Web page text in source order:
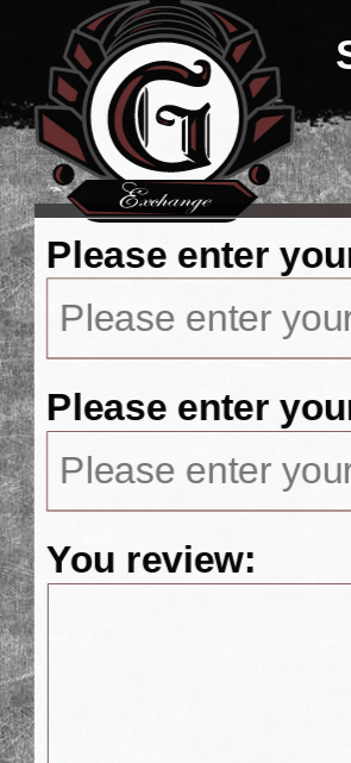
Please enter
Please enter
You review: